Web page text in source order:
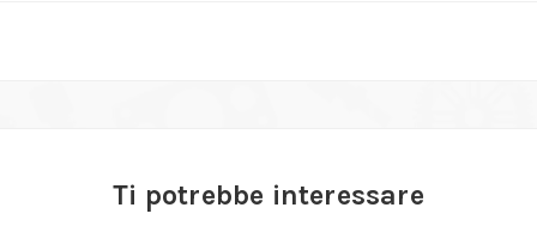
Ti potrebbe interessare